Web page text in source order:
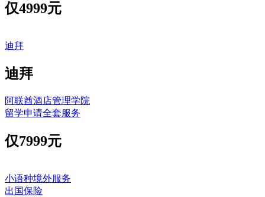
仅4999元
迪拜
迪拜
阿联酋酒店管理学院
留学申请全套服务
仅7999元
小语种境外服务
出国保险